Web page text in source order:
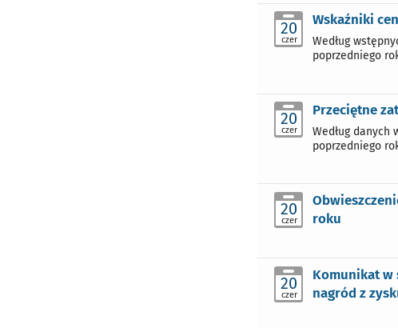
20
czer
Wskaźniki
Według
poprzedniego
20
czer
Przeciętne
Według danych
poprzedniego
20
czer
roku
20
czer
Komunikat w
nagród z